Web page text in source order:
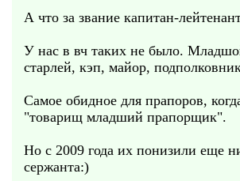
А что за звание капитан-
У нас в вч таких не было.
старлей, кэп, майор,
Самое обидное для прапоров,
"товарищ младший прапорщик".
Но с 2009 года их понизили еще
сержанта:)